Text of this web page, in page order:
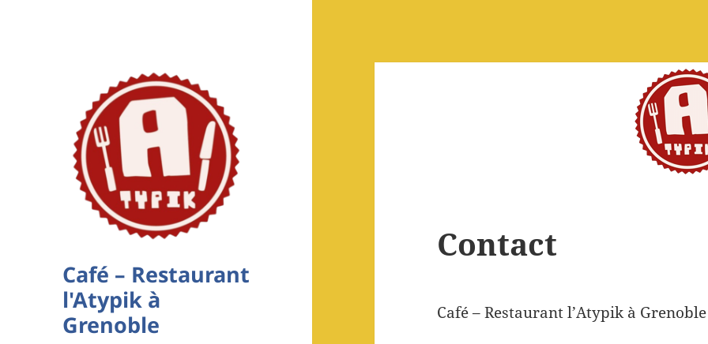
Café – Restaurant
l'Atypik à
Grenoble
Contact
Café – Restaurant l’Atypik à Grenoble